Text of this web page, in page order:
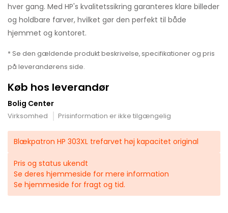
hver gang. Med HP's kvalitetssikring garanteres klare billeder
og holdbare farver, hvilket gør den perfekt til både
hjemmet og kontoret.
* Se den gældende produkt beskrivelse, specifikationer og pris
på leverandørens side.
Køb hos leverandør
Bolig Center
Virksomhed Prisinformation er ikke tilgængelig
Blækpatron HP 303XL trefarvet høj kapacitet original
Pris og status ukendt
Se deres hjemmeside for mere information
Se hjemmeside for fragt og tid.